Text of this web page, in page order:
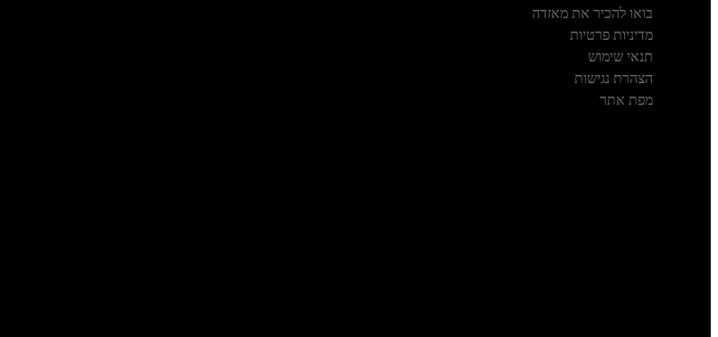
בואו להכיר את מאזדה
מדיניות פרטיות
תנאי שימוש
הצהרת נגישות
מפת אתר